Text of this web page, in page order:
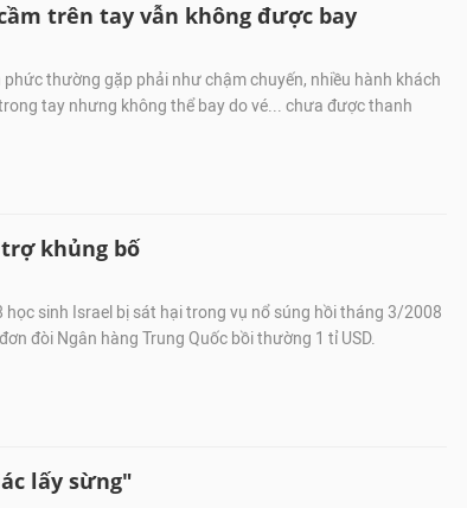
trên tay vẫn không được bay
phức thường gặp phải như chậm chuyến, nhiều hành khách
tay nhưng không thể bay do vé... chưa được thanh
khủng bố
học sinh Israel bị sát hại trong vụ nổ súng hồi tháng 3/2008
đòi Ngân hàng Trung Quốc bồi thường 1 tỉ USD.
lấy sừng"